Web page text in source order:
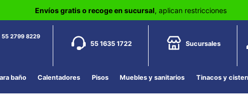
Envíos gratis o recoge en sucursal, aplican restricciones
55 2799 8229
55 1635 1722 Sucursales
baño Calentadores Pisos Muebles y sanitarios Tinacos y